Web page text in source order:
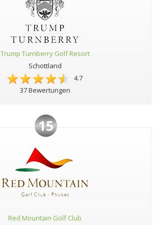
Trump Turnberry Golf Resort
Schottland
4.7
37 Bewertungen
15
Red Mountain Golf Club